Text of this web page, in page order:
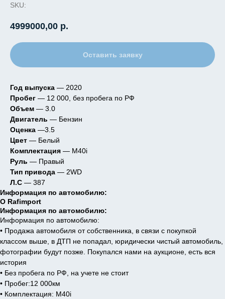
SKU:
4999000,00 р.
Оставить заявку
Год выпуска — 2020
Пробег — 12 000, без пробега по РФ
Объем — 3.0
Двигатель — Бензин
Оценка —3.5
Цвет — Белый
Комплектация — M40i
Руль — Правый
Тип привода — 2WD
Л.С — 387
Информация по автомобилю:
О Rafimport
Информация по автомобилю:
Информация по автомобилю:
• Продажа автомобиля от собственника, в связи с покупкой
классом выше, в ДТП не попадал, юридически чистый автомобиль,
фотографии будут позже. Покупался нами на аукционе, есть вся
история
• Без пробега по РФ, на учете не стоит
• Пробег:12 000км
• Комплектация: M40i